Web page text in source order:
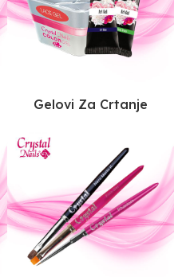
Gelovi Za Crtanje